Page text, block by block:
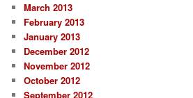
March 2013
February 2013
January 2013
December 2012
November 2012
October 2012
September 2012